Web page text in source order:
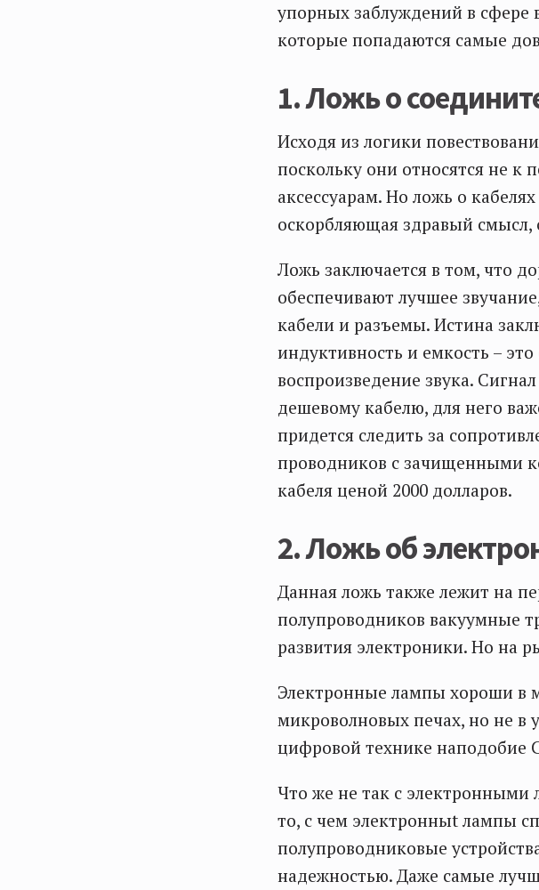
упорных заблуждений в сфере
которые попадаются самые
1. Ложь о
Исходя из логики
поскольку они относятся не
аксессуарам. Но ложь о
оскорбляющая здравый смысл,
Ложь заключается в том, что
обеспечивают лучшее
кабели и разъемы. Истина
индуктивность и емкость –
воспроизведение звука.
дешевому кабелю, для него
придется следить за
проводников с зачищенными
кабеля ценой 2000 долларов.
2. Ложь об
Данная ложь также лежит на
полупроводников вакуумные
развития электроники. Но на
Электронные лампы хороши в
микроволновых печах, но не в
цифровой технике наподобие
Что же не так с электронными
то, с чем электронныt лампы
полупроводниковые
надежностью. Даже самые